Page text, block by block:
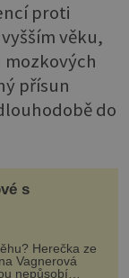
proti
věku,
přísun
do
s
Herečka ze
Vagnerová
nepůsobí